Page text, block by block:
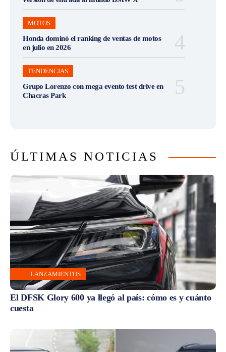
MOTOS
Honda dominó el ranking de ventas de motos
en julio en 2026
TENDENCIAS
Grupo Lorenzo con mega evento test drive en
Chacras Park
ÚLTIMAS NOTICIAS
LANZAMIENTOS
El DFSK Glory 600 ya llegó al país: cómo es y cuánto
cuesta